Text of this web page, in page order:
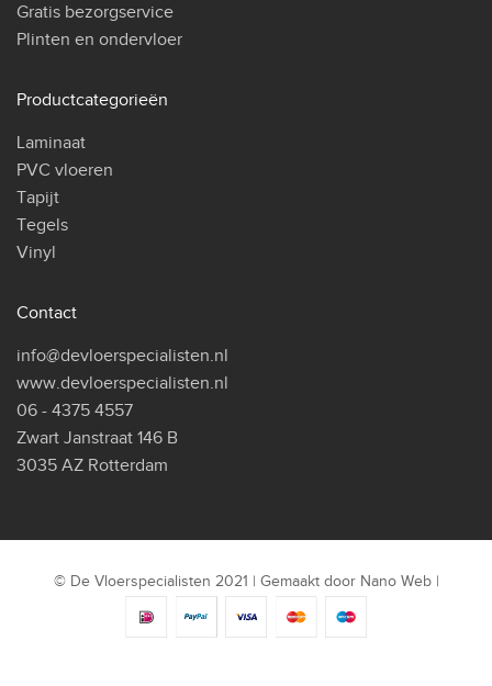
Gratis bezorgservice
Plinten en ondervloer
Productcategorieën
Laminaat
PVC vloeren
Tapijt
Tegels
Vinyl
Contact
info@devloerspecialisten.nl
www.devloerspecialisten.nl
06 - 4375 4557
Zwart Janstraat 146 B
3035 AZ Rotterdam
© De Vloerspecialisten 2021 | Gemaakt door Nano Web|